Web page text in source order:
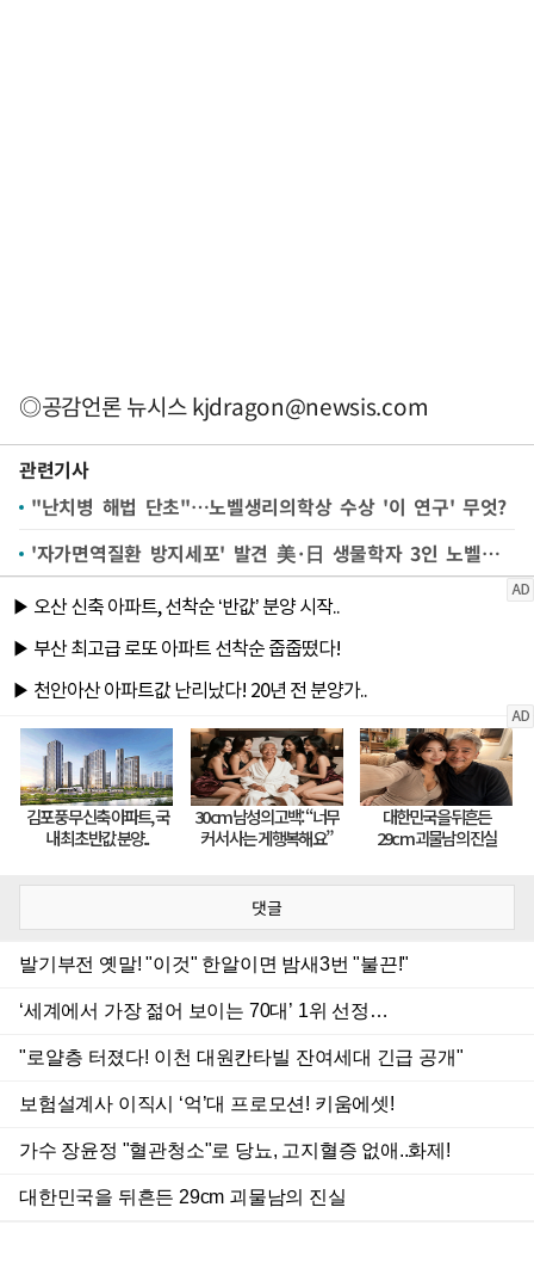
◎공감언론 뉴시스kjdragon@newsis.com
관련기사
"난치병 해법 단초"…노벨생리의학상 수상 '이 연구' 무엇?
'자가면역질환 방지세포' 발견 美·日 생물학자 3인 노벨의학상 수상(종합)
댓글